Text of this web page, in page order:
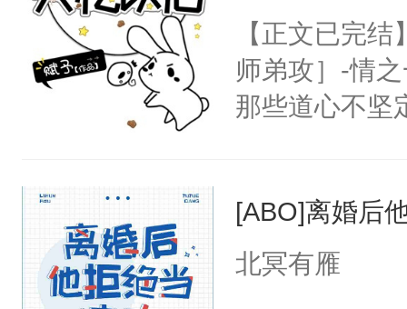
了。”祁砚清
死。”.祁砚清
什么不能是他
次死都不想输
谁？”“楚星你
以朝的注视，
了，最后一次
【正文已完
师弟攻］-情
那些道心不坚
妄。当他看
白，这一切终
[ABO]离婚后
北冥有雁